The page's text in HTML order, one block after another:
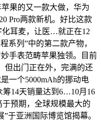
果的又一款大做，华为
Pro两款新机。好比这款
化耳麦，让医…就正在12
系列”中的第二款产物，
手表范畴苹果独领。目前
但出门正在外，完满的还
一个5000mAh的挪动电
筹14天销量达到6…10月16
于预期，全球规模最大的
于亚洲国际博览馆揭幕。